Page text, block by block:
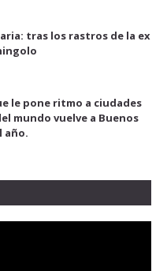
tras los rastros de la ex
le pone ritmo a ciudades
mundo vuelve a Buenos
año.